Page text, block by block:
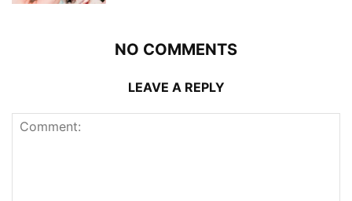
NO COMMENTS
LEAVE A REPLY